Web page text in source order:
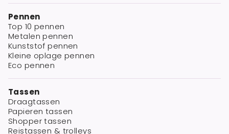
Pennen
Top 10 pennen
Metalen pennen
Kunststof pennen
Kleine oplage pennen
Eco pennen
Tassen
Draagtassen
Papieren tassen
Shopper tassen
Reistassen & trolleys